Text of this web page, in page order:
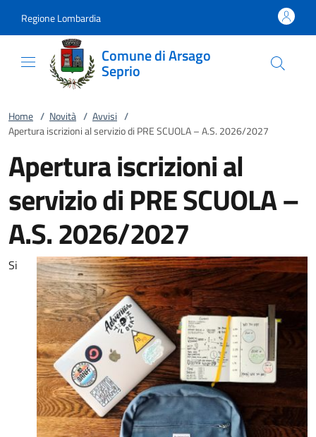
Regione Lombardia
Comune di Arsago
Seprio
Home / Novità / Avvisi /
Apertura iscrizioni al servizio di PRE SCUOLA – A.S. 2026/2027
Apertura iscrizioni al
servizio di PRE SCUOLA –
A.S. 2026/2027
Si